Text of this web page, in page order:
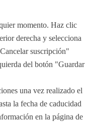
momento. Haz clic
derecha y selecciona
suscripción"
del botón "Guardar
una vez realizado el
la fecha de caducidad
en la página de